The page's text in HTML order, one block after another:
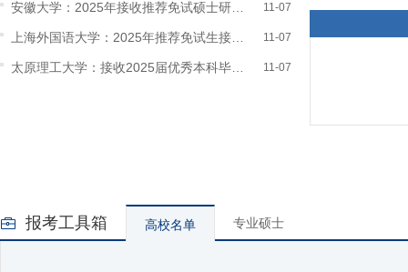
11-07
11-07
11-07
报考工具箱 高校名单 专业硕士